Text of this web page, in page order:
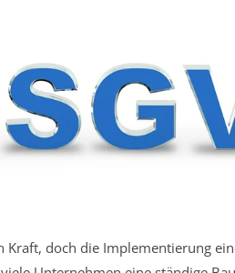
Kraft, doch die Implementierung